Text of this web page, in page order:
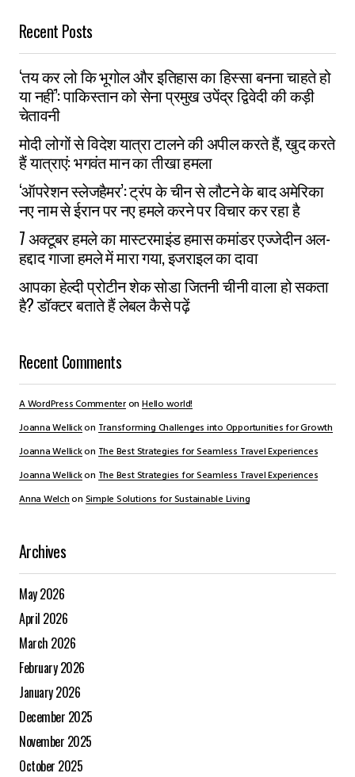
Recent Posts
‘तय कर लो कि भूगोल और इतिहास का हिस्सा बनना चाहते हो
या नहीं’: पाकिस्तान को सेना प्रमुख उपेंद्र द्विवेदी की कड़ी
चेतावनी
मोदी लोगों से विदेश यात्रा टालने की अपील करते हैं, खुद करते
हैं यात्राएं: भगवंत मान का तीखा हमला
‘ऑपरेशन स्लेजहैमर’: ट्रंप के चीन से लौटने के बाद अमेरिका
नए नाम से ईरान पर नए हमले करने पर विचार कर रहा है
7 अक्टूबर हमले का मास्टरमाइंड हमास कमांडर एज्जेदीन अल-
हद्दाद गाजा हमले में मारा गया, इजराइल का दावा
आपका हेल्दी प्रोटीन शेक सोडा जितनी चीनी वाला हो सकता
है? डॉक्टर बताते हैं लेबल कैसे पढ़ें
Recent Comments
A WordPress CommenteronHello world!
Joanna Wellickon Transforming Challenges into Opportunities for Growth
Joanna Wellickon The Best Strategies for Seamless Travel Experiences
Joanna Wellickon The Best Strategies for Seamless Travel Experiences
Anna Welchon Simple Solutions for Sustainable Living
Archives
May 2026
April 2026
March 2026
February 2026
January 2026
December 2025
November 2025
October 2025